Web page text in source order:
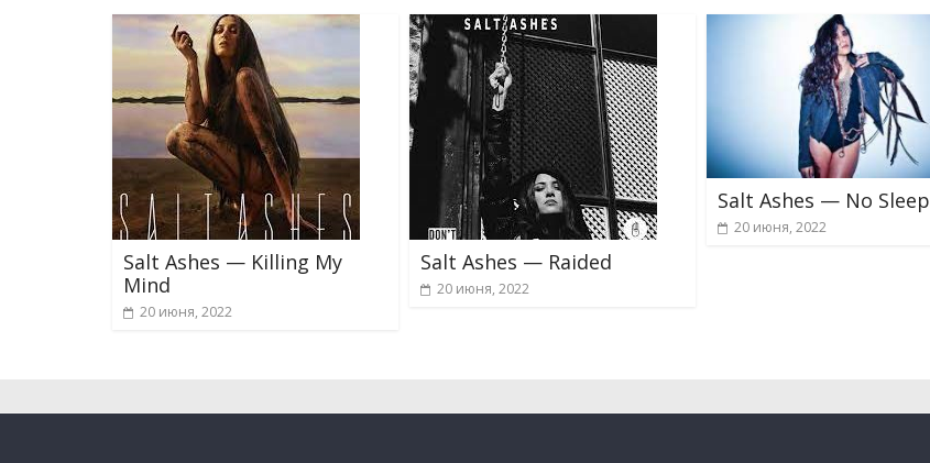
Salt Ashes — Killing My
Mind
20 июня, 2022
Salt Ashes — Raided
20 июня, 2022
Salt Ashes — No Sleep
20 июня, 2022